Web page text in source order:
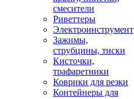
смесители
Риветтеры
Электроинструмент
Зажимы,
струбцины, тиски
Кисточки,
трафаретники
Коврики для резки
Контейнеры для